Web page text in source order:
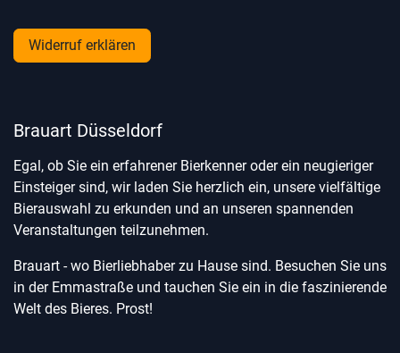
Widerruf erklären
Brauart Düsseldorf
Egal, ob Sie ein erfahrener Bierkenner oder ein neugieriger
Einsteiger sind, wir laden Sie herzlich ein, unsere vielfältige
Bierauswahl zu erkunden und an unseren spannenden
Veranstaltungen teilzunehmen.
Brauart - wo Bierliebhaber zu Hause sind. Besuchen Sie uns
in der Emmastraße und tauchen Sie ein in die faszinierende
Welt des Bieres. Prost!